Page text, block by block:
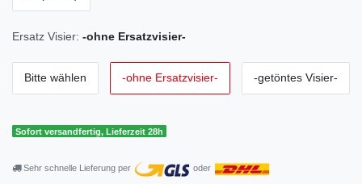
Ersatz Visier: -ohne Ersatzvisier-
Bitte wählen -ohne Ersatzvisier- -getöntes Visier-
Sofort versandfertig, Lieferzeit 28h
Sehr schnelle Lieferung per oder